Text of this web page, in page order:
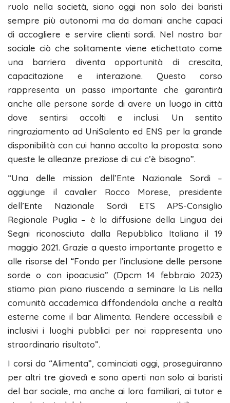
ruolo nella società, siano oggi non solo dei baristi
sempre più autonomi ma da domani anche capaci
di accogliere e servire clienti sordi. Nel nostro bar
sociale ciò che solitamente viene etichettato come
una barriera diventa opportunità di crescita,
capacitazione e interazione. Questo corso
rappresenta un passo importante che garantirà
anche alle persone sorde di avere un luogo in città
dove sentirsi accolti e inclusi. Un sentito
ringraziamento ad UniSalento ed ENS per la grande
disponibilità con cui hanno accolto la proposta: sono
queste le alleanze preziose di cui c’è bisogno”.
“Una delle mission dell’Ente Nazionale Sordi –
aggiunge il cavalier Rocco Morese, presidente
dell’Ente Nazionale Sordi ETS APS-Consiglio
Regionale Puglia – è la diffusione della Lingua dei
Segni riconosciuta dalla Repubblica Italiana il 19
maggio 2021. Grazie a questo importante progetto e
alle risorse del “Fondo per l’inclusione delle persone
sorde o con ipoacusia” (Dpcm 14 febbraio 2023)
stiamo pian piano riuscendo a seminare la Lis nella
comunità accademica diffondendola anche a realtà
esterne come il bar Alimenta. Rendere accessibili e
inclusivi i luoghi pubblici per noi rappresenta uno
straordinario risultato”.
I corsi da “Alimenta”, cominciati oggi, proseguiranno
per altri tre giovedì e sono aperti non solo ai baristi
del bar sociale, ma anche ai loro familiari, ai tutor e